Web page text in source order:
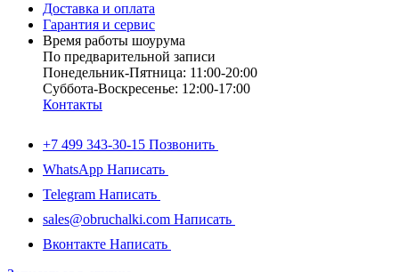
Доставка и оплата
Гарантия и сервис
Время работы шоурума
По предварительной записи
Понедельник-Пятница: 11:00-20:00
Суббота-Bоcкресенье: 12:00-17:00
Контакты
+7 499 343-30-15 Позвонить
WhatsApp Написать
Telegram Написать
sales@obruchalki.com Написать
Вконтакте Написать